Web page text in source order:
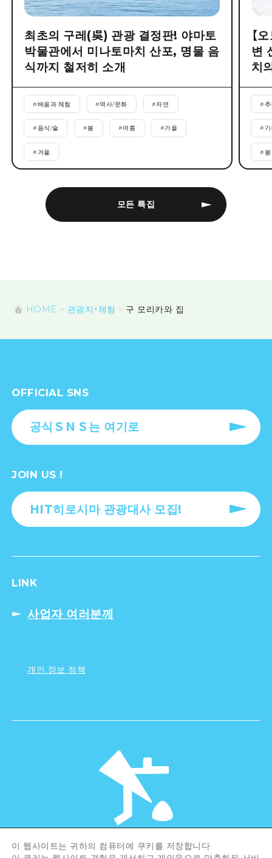
모든 특집
최초의 구레(吳) 관광 결정판! 야마토
박물관에서 미나토마치 산포, 명물 음
식까지 철저히 소개
#배움과 체험 #역사/문화 #자연
#음식/술 #봄 #여름 #가을
# 겨울
【
변
치
#
#
#봄
HOME 관광지・체험 구 모리카와 집
OFFICIAL SNS
공식ＳＮＳ는 여기로
JOIN US !
HIT히로시마 관광대사 모집!
LINK
사업자 여러분께
개인 정보 정책
©Hiroshima Tourism Association /
이 웹사이트는 귀하의 컴퓨터에 쿠키를 저장합니다.